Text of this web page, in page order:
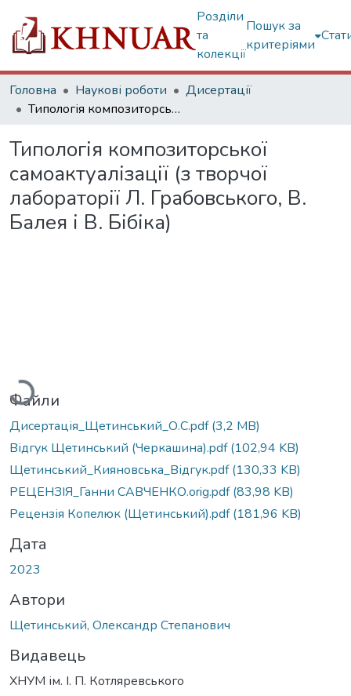
Розділи
та
колекції
Пошук за
критеріями
Головна Наукові роботи
Дисертації
Типологія композиторської самоактуалізації (з творчої лабораторії Л. Грабовського, В. Балея і В. Бібіка)
Типологія композиторської
самоактуалізації (з творчої
лабораторії Л. Грабовського, В.
Балея і В. Бібіка)
Вантажиться...
Файли
Дисертація_Щетинський_О.С.pdf(3,2 MB)
Відгук Щетинський (Черкашина).pdf(102,94 KB)
Щетинський_Кияновська_Відгук.pdf(130,33 KB)
РЕЦЕНЗІЯ_Ганни САВЧЕНКО.orig.pdf(83,98 KB)
Рецензія Копелюк (Щетинський).pdf(181,96 KB)
Дата
2023
Автори
Щетинський, Олександр Степанович
Видавець
ХНУМ ім. І. П. Котляревського